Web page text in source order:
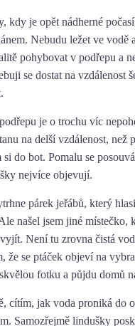
kdy je opět nádherné
Nebudu ležet ve vodě
pohybovat v podřepu a
se dostat na vzdálenost
je o trochu víc
na delší vzdálenost, než
do bot. Pomalu se
nejvíce objevují.
párek jeřábů, který
našel jsem jiné místečko,
Není tu zrovna čistá
že se ptáček objeví na
fotku a půjdu domů
cítím, jak voda proniká do
Samozřejmě lindušky